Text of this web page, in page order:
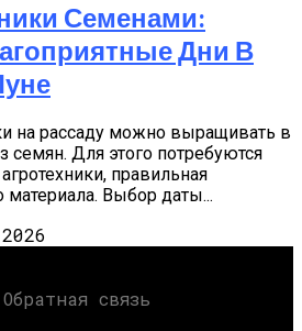
Семенами:
Дни В
на рассаду можно выращивать в
семян. Для этого потребуются
правильная
материала. Выбор даты...
связь